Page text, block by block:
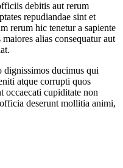
debitis aut rerum
repudiandae sint et
rerum hic tenetur a sapiente
alias consequatur aut
dignissimos ducimus qui
atque corrupti quos
occaecati cupiditate non
deserunt mollitia animi,